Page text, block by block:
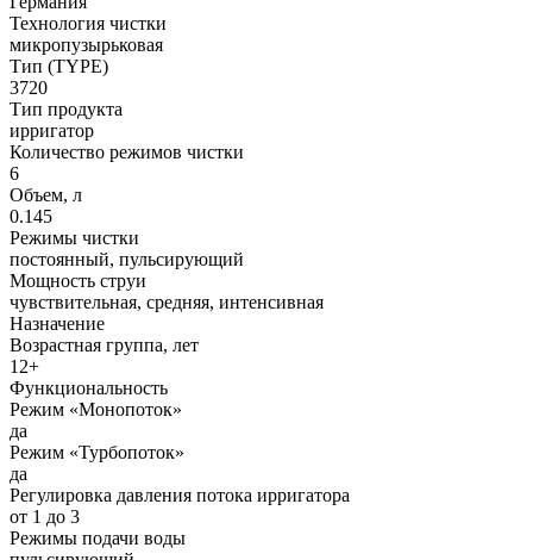
Технология чистки
микропузырьковая
Тип (TYPE)
3720
Тип продукта
ирригатор
Количество режимов чистки
6
Объем, л
0.145
Режимы чистки
постоянный, пульсирующий
Мощность струи
чувствительная, средняя, интенсивная
Назначение
Возрастная группа, лет
12+
Функциональность
Режим «Монопоток»
да
Режим «Турбопоток»
да
Регулировка давления потока ирригатора
от 1 до 3
Режимы подачи воды